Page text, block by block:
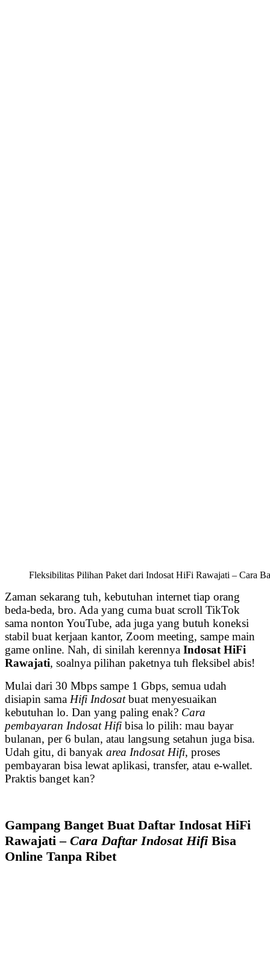
Fleksibilitas Pilihan Paket dari Indosat HiFi Rawajati – Cara
Zaman sekarang tuh, kebutuhan internet tiap orang
beda-beda, bro. Ada yang cuma buat scroll TikTok
sama nonton YouTube, ada juga yang butuh koneksi
stabil buat kerjaan kantor, Zoom meeting, sampe main
game online. Nah, di sinilah kerennya Indosat HiFi
Rawajati, soalnya pilihan paketnya tuh fleksibel abis!
Mulai dari 30 Mbps sampe 1 Gbps, semua udah
disiapin sama Hifi Indosatbuat menyesuaikan
kebutuhan lo. Dan yang paling enak? Cara
pembayaran Indosat Hifi bisa lo pilih: mau bayar
bulanan, per 6 bulan, atau langsung setahun juga bisa.
Udah gitu, di banyak area Indosat Hifi, proses
pembayaran bisa lewat aplikasi, transfer, atau e-wallet.
Praktis banget kan?
Gampang Banget Buat Daftar Indosat HiFi
Rawajati – Cara Daftar Indosat Hifi Bisa
Online Tanpa Ribet